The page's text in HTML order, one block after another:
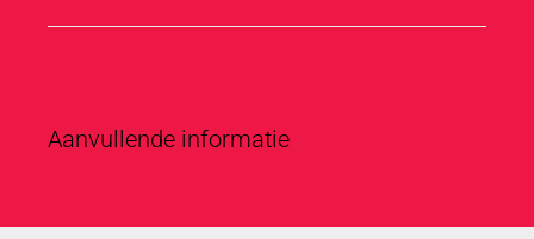
Aanvullende informatie